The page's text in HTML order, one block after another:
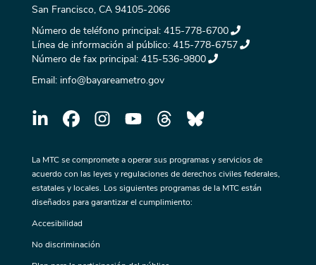
San Francisco, CA 94105-2066
Número de teléfono principal: 415-778-6700
Línea de información al público: 415-778-6757
Número de fax principal: 415-536-9800
Email: info@bayareametro.gov
La MTC se compromete a operar sus programas y servicios de
acuerdo con las leyes y regulaciones de derechos civiles federales,
estatales y locales. Los siguientes programas de la MTC están
diseñados para garantizar el cumplimiento:
Accesibilidad
No discriminación